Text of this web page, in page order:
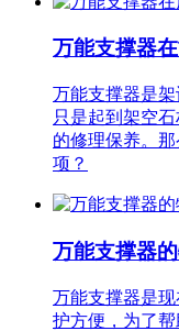
万能支撑器
万能支撑器是
只是起到架空
的修理保养。
项？
万能支撑器
万能支撑器是
护方便，为了